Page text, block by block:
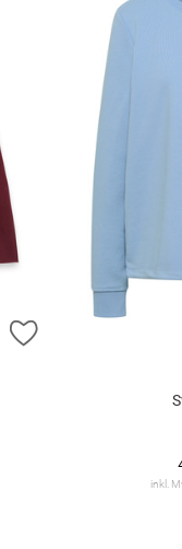
ZUR
inkl.